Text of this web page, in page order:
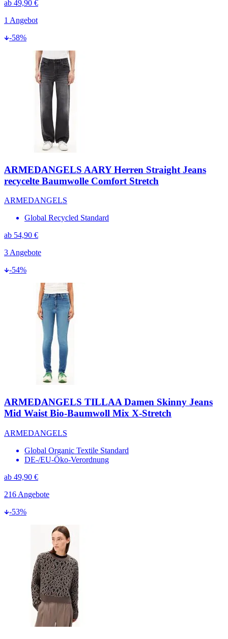
ab 49,90 €
1 Angebot
-58%
ARMEDANGELS AARY Herren Straight Jeans
recycelte Baumwolle Comfort Stretch
ARMEDANGELS
Global Recycled Standard
ab 54,90 €
3 Angebote
-54%
ARMEDANGELS TILLAA Damen Skinny Jeans
Mid Waist Bio-Baumwoll Mix X-Stretch
ARMEDANGELS
Global Organic Textile Standard
DE-/EU-Öko-Verordnung
ab 49,90 €
216 Angebote
-53%